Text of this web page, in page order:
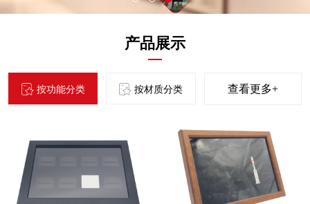
产品展示
按功能分类 按材质分类 查看更多+